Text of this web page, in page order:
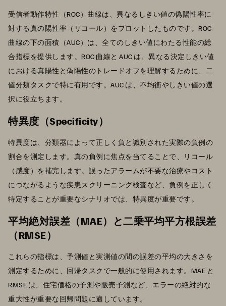
受信者動作特性（ROC）曲線は、異なるしきい値の偽陽性率に
対する真の陽性率（リコール）をプロットしたものです。ROC
曲線の下の面積（AUC）は、全てのしきい値にわたる性能の総
合指標を提供します。ROC 曲線と AUC は、異なる決定しきい値
における真陽性と偽陽性のトレードオフを理解するために、二
値分類タスクで特に有用です。AUC は、不均衡やしきい値の選
択に役立ちます。
特異度（Specificity）
特異度は、分類器によって正しく負と識別された実際の負例の
割合を測定します。真の負例に焦点を当てることで、リコール
（感度）を補完します。誤ったアラームが不要な治療やコスト
につながるような疾患スクリーニング検査など、負例を正しく
特定することが重要なシナリオでは、特異度が重要です。
平均絶対誤差（MAE）と二乗平均平方根誤差
（RMSE）
これらの指標は、予測値と実測値の間の誤差の平均の大きさを
測定するために、回帰タスクで一般的に使用されます。MAE と
RMSE は、住宅価格の予測や販売予測など、エラーの絶対的な
重大性が重要な回帰問題に適しています。